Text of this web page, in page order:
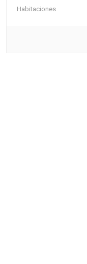
Habitaciones